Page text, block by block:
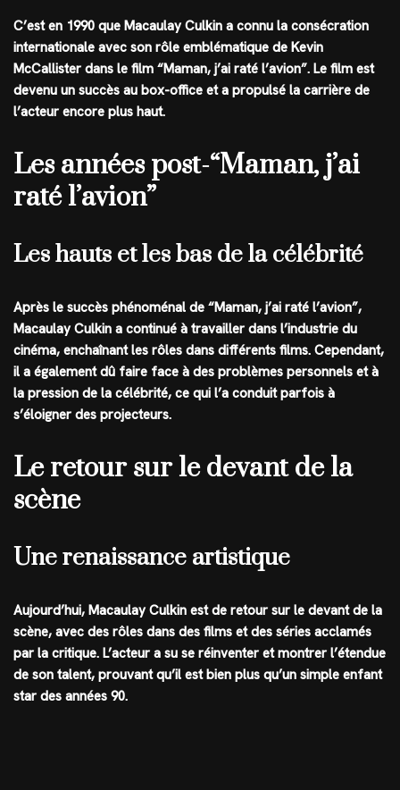
C’est en 1990 que Macaulay Culkin a connu la consécration
internationale avec son rôle emblématique de Kevin
McCallister dans le film “Maman, j’ai raté l’avion”. Le film est
devenu un succès au box-office et a propulsé la carrière de
l’acteur encore plus haut.
Les années post-“Maman, j’ai
raté l’avion”
Les hauts et les bas de la célébrité
Après le succès phénoménal de “Maman, j’ai raté l’avion”,
Macaulay Culkin a continué à travailler dans l’industrie du
cinéma, enchaînant les rôles dans différents films. Cependant,
il a également dû faire face à des problèmes personnels et à
la pression de la célébrité, ce qui l’a conduit parfois à
s’éloigner des projecteurs.
Le retour sur le devant de la
scène
Une renaissance artistique
Aujourd’hui, Macaulay Culkin est de retour sur le devant de la
scène, avec des rôles dans des films et des séries acclamés
par la critique. L’acteur a su se réinventer et montrer l’étendue
de son talent, prouvant qu’il est bien plus qu’un simple enfant
star des années 90.